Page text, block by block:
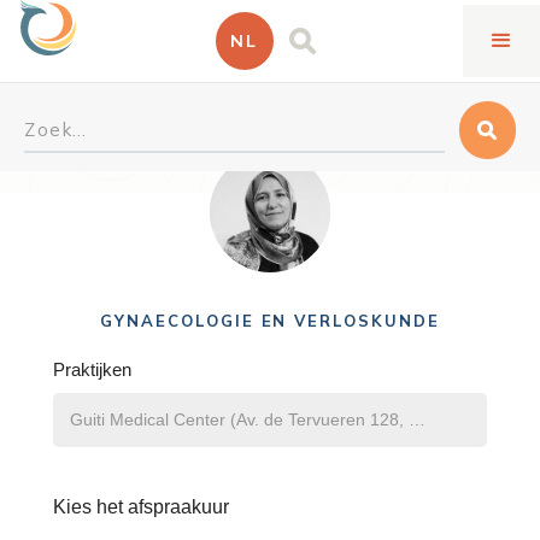
NL
Shiva Khakbaz Heshmati
GYNAECOLOGIE EN VERLOSKUNDE